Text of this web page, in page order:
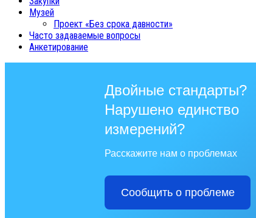
Музей
Проект «Без срока давности»
Часто задаваемые вопросы
Анкетирование
Двойные стандарты?
Нарушено единство
измерений?
Расскажите нам о проблемах
Сообщить о проблеме